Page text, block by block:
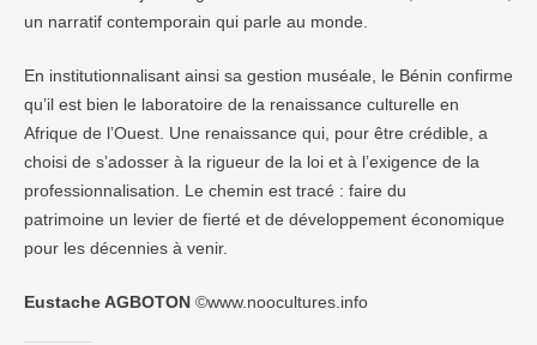
un narratif contemporain qui parle au monde.
En institutionnalisant ainsi sa gestion muséale, le Bénin confirme
qu’il est bien le laboratoire de la renaissance culturelle en
Afrique de l’Ouest. Une renaissance qui, pour être crédible, a
choisi de s’adosser à la rigueur de la loi et à l’exigence de la
professionnalisation. Le chemin est tracé : faire du
patrimoine un levier de fierté et de développement économique
pour les décennies à venir.
Eustache AGBOTON ©www.noocultures.info